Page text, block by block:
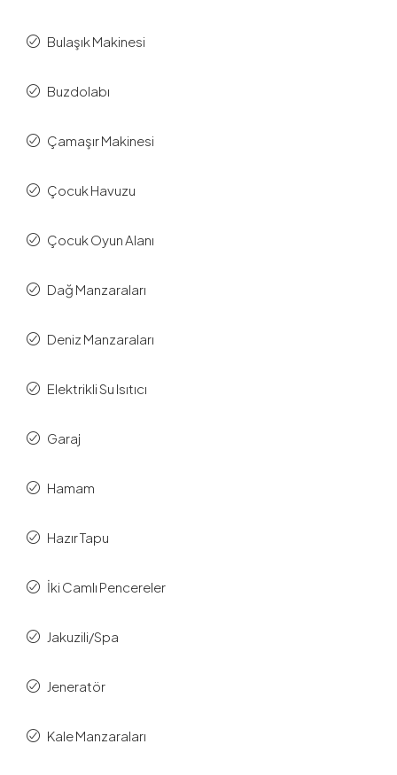
Bulaşık Makinesi
Buzdolabı
Çamaşır Makinesi
Çocuk Havuzu
Çocuk Oyun Alanı
Dağ Manzaraları
Deniz Manzaraları
Elektrikli Su Isıtıcı
Garaj
Hamam
Hazır Tapu
İki Camlı Pencereler
Jakuzili/Spa
Jeneratör
Kale Manzaraları